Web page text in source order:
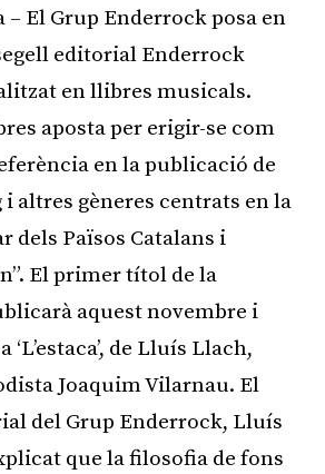
– El Grup Enderrock posa en
editorial Enderrock
en llibres musicals.
aposta per erigir-se com
en la publicació de
i altres gèneres centrats en la
dels Països Catalans i
El primer títol de la
aquest novembre i
‘L’estaca’, de Lluís Llach,
Joaquim Vilarnau. El
del Grup Enderrock, Lluís
que la filosofia de fons